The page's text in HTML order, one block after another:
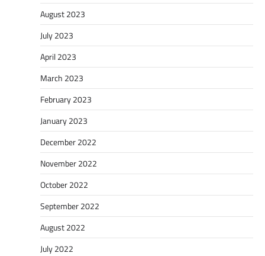
August 2023
July 2023
April 2023
March 2023
February 2023
January 2023
December 2022
November 2022
October 2022
September 2022
August 2022
July 2022